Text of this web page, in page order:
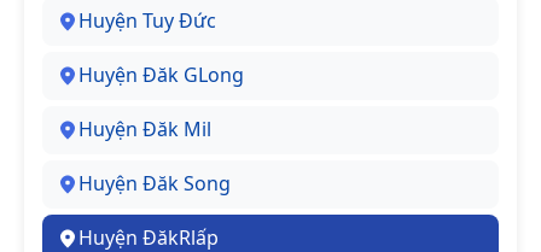
Huyện Tuy Đức
Huyện Đăk GLong
Huyện Đăk Mil
Huyện Đăk Song
Huyện ĐăkRlấp